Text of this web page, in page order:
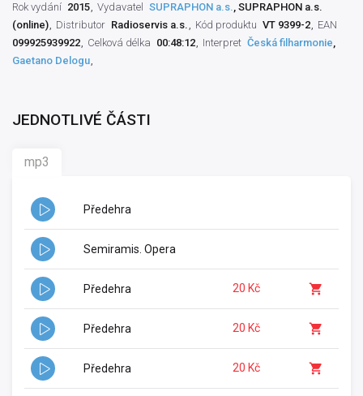
Rok vydání 2015 Vydavatel SUPRAPHON a.s., SUPRAPHON a.s.
(online)
Distributor Radioservis a.s. Kód produktu VT 9399-2
EAN
099925939922
Celková délka 00:48:12 Interpret Česká filharmonie,
Gaetano Delogu
JEDNOTLIVÉ ČÁSTI
mp3
Předehra
Semiramis. Opera
Předehra 20 Kč
Předehra 20 Kč
Předehra 20 Kč